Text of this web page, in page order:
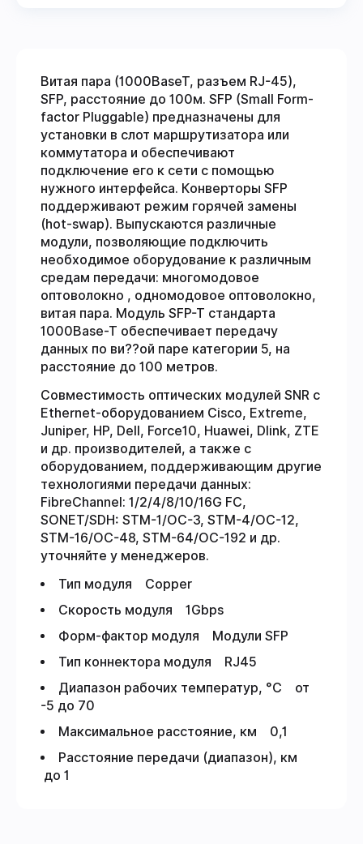
Витая пара (1000BaseT, разъем RJ-45),
SFP, расстояние до 100м. SFP (Small Form-
factor Pluggable) предназначены для
установки в слот маршрутизатора или
коммутатора и обеспечивают
подключение его к сети с помощью
нужного интерфейса. Конверторы SFP
поддерживают режим горячей замены
(hot-swap). Выпускаются различные
модули, позволяющие подключить
необходимое оборудование к различным
средам передачи: многомодовое
оптоволокно , одномодовое оптоволокно,
витая пара. Модуль SFP-T стандарта
1000Base-T обеспечивает передачу
данных по ви??ой паре категории 5, на
расстояние до 100 метров.
Совместимость оптических модулей SNR с
Ethernet-оборудованием Cisco, Extreme,
Juniper, HP, Dell, Force10, Huawei, Dlink, ZTE
и др. производителей, а также с
оборудованием, поддерживающим другие
технологиями передачи данных:
FibreChannel: 1/2/4/8/10/16G FC,
SONET/SDH: STM-1/OC-3, STM-4/OC-12,
STM-16/OC-48, STM-64/OC-192 и др.
уточняйте у менеджеров.
Тип модуля Copper
Скорость модуля 1Gbps
Форм-фактор модуля Модули SFP
Тип коннектора модуля RJ45
Диапазон рабочих температур, °C от
-5 до 70
Максимальное расстояние, км 0,1
Расстояние передачи (диапазон), км
до 1